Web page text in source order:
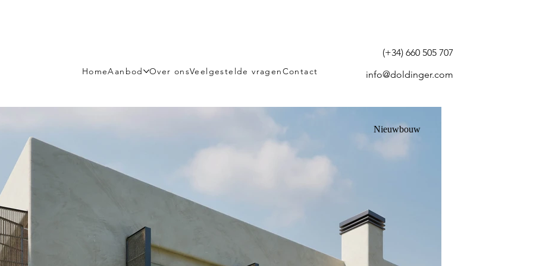
HomeAanbod Over onsVeelgestelde vragenContact info@doldinger.com
(+34) 660 505 707
Nieuwbouw